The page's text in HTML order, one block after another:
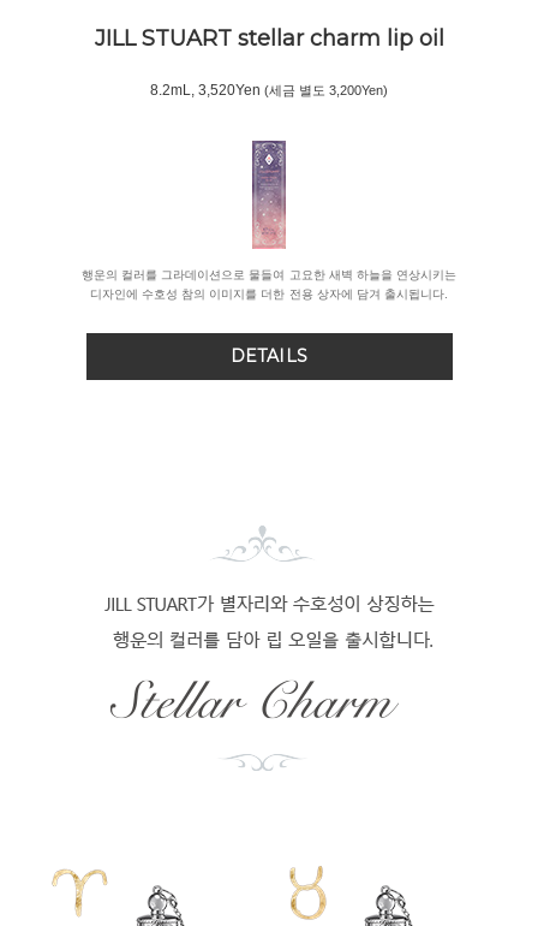
JILL STUART stellar charm lip oil
8.2mL, 3,520Yen (세금 별도 3,200Yen)
행운의 컬러를 그라데이션으로 물들여 고요한 새벽 하늘을 연상시키는
디자인에 수호성 참의 이미지를 더한 전용 상자에 담겨 출시됩니다.
DETAILS